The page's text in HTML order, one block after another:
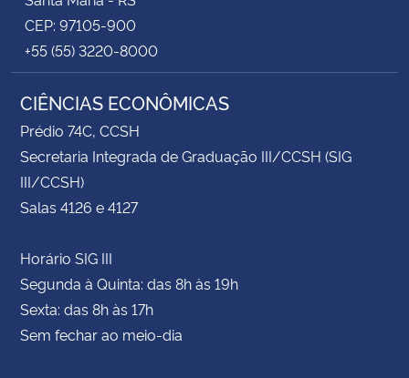
CEP: 97105-900
+55 (55) 3220-8000
CIÊNCIAS ECONÔMICAS
Prédio 74C, CCSH
Secretaria Integrada de Graduação III/CCSH (SIG
III/CCSH)
Salas 4126 e 4127
Horário SIG III
Segunda à Quinta: das 8h às 19h
Sexta: das 8h às 17h
Sem fechar ao meio-dia